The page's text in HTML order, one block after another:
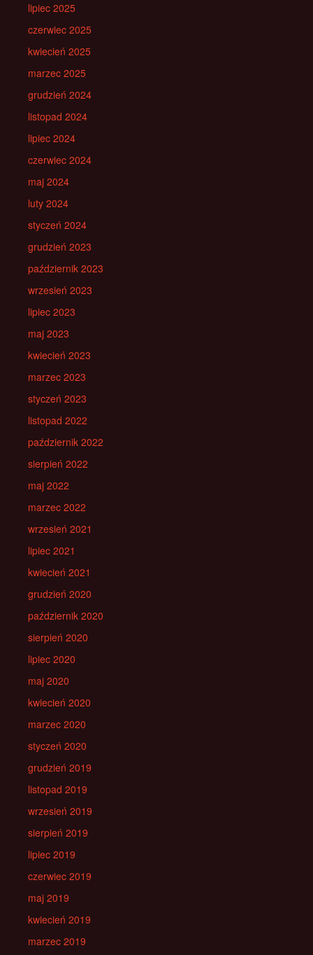
lipiec 2025
czerwiec 2025
kwiecień 2025
marzec 2025
grudzień 2024
listopad 2024
lipiec 2024
czerwiec 2024
maj 2024
luty 2024
styczeń 2024
grudzień 2023
październik 2023
wrzesień 2023
lipiec 2023
maj 2023
kwiecień 2023
marzec 2023
styczeń 2023
listopad 2022
październik 2022
sierpień 2022
maj 2022
marzec 2022
wrzesień 2021
lipiec 2021
kwiecień 2021
grudzień 2020
październik 2020
sierpień 2020
lipiec 2020
maj 2020
kwiecień 2020
marzec 2020
styczeń 2020
grudzień 2019
listopad 2019
wrzesień 2019
sierpień 2019
lipiec 2019
czerwiec 2019
maj 2019
kwiecień 2019
marzec 2019